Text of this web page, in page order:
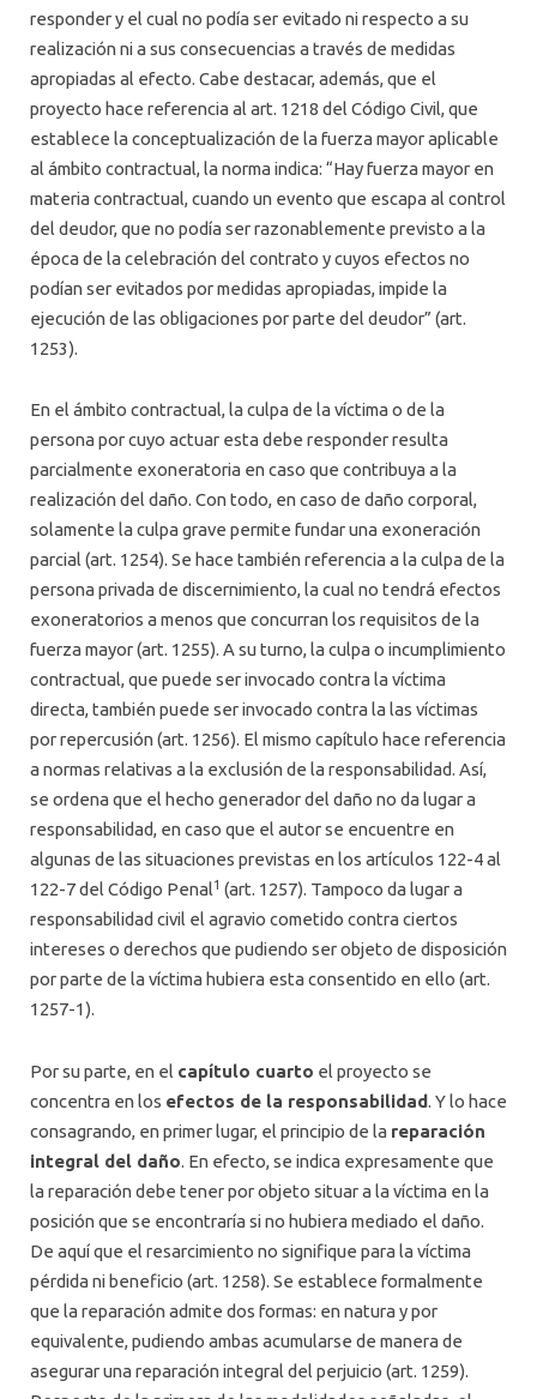
responder y el cual no podía ser evitado ni respecto a su
realización ni a sus consecuencias a través de medidas
apropiadas al efecto. Cabe destacar, además, que el
proyecto hace referencia al art. 1218 del Código Civil, que
establece la conceptualización de la fuerza mayor aplicable
al ámbito contractual, la norma indica: “Hay fuerza mayor en
materia contractual, cuando un evento que escapa al control
del deudor, que no podía ser razonablemente previsto a la
época de la celebración del contrato y cuyos efectos no
podían ser evitados por medidas apropiadas, impide la
ejecución de las obligaciones por parte del deudor” (art.
1253).
En el ámbito contractual, la culpa de la víctima o de la
persona por cuyo actuar esta debe responder resulta
parcialmente exoneratoria en caso que contribuya a la
realización del daño. Con todo, en caso de daño corporal,
solamente la culpa grave permite fundar una exoneración
parcial (art. 1254). Se hace también referencia a la culpa de la
persona privada de discernimiento, la cual no tendrá efectos
exoneratorios a menos que concurran los requisitos de la
fuerza mayor (art. 1255). A su turno, la culpa o incumplimiento
contractual, que puede ser invocado contra la víctima
directa, también puede ser invocado contra la las víctimas
por repercusión (art. 1256). El mismo capítulo hace referencia
a normas relativas a la exclusión de la responsabilidad. Así,
se ordena que el hecho generador del daño no da lugar a
responsabilidad, en caso que el autor se encuentre en
algunas de las situaciones previstas en los artículos 122-4 al
122-7 del Código Penal1 (art. 1257). Tampoco da lugar a
responsabilidad civil el agravio cometido contra ciertos
intereses o derechos que pudiendo ser objeto de disposición
por parte de la víctima hubiera esta consentido en ello (art.
1257-1).
Por su parte, en el capítulo cuarto el proyecto se
concentra en los efectos de la responsabilidad. Y lo hace
consagrando, en primer lugar, el principio de la reparación
integral del daño. En efecto, se indica expresamente que
la reparación debe tener por objeto situar a la víctima en la
posición que se encontraría si no hubiera mediado el daño.
De aquí que el resarcimiento no signifique para la víctima
pérdida ni beneficio (art. 1258). Se establece formalmente
que la reparación admite dos formas: en natura y por
equivalente, pudiendo ambas acumularse de manera de
asegurar una reparación integral del perjuicio (art. 1259).